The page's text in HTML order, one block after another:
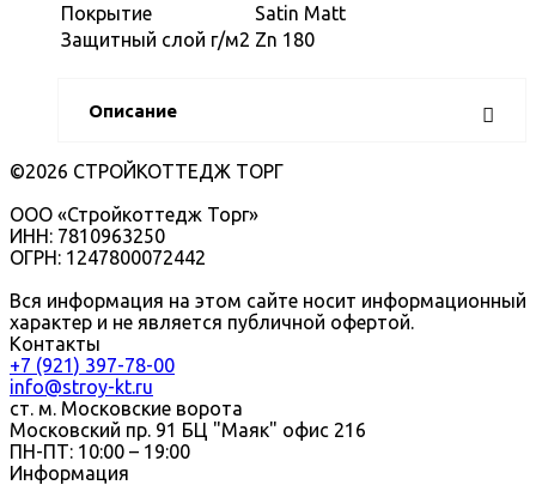
Покрытие
Satin Matt
Защитный слой г/м2 Zn 180
Описание
©2026 СТРОЙКОТТЕДЖ ТОРГ
ООО «Стройкоттедж Торг»
ИНН: 7810963250
ОГРН: 1247800072442
Вся информация на этом сайте носит информационный
характер и не является публичной офертой.
Контакты
+7 (921) 397-78-00
info@stroy-kt.ru
ст. м. Московские ворота
Московский пр. 91 БЦ "Маяк" офис 216
ПН-ПТ: 10:00 – 19:00
Информация